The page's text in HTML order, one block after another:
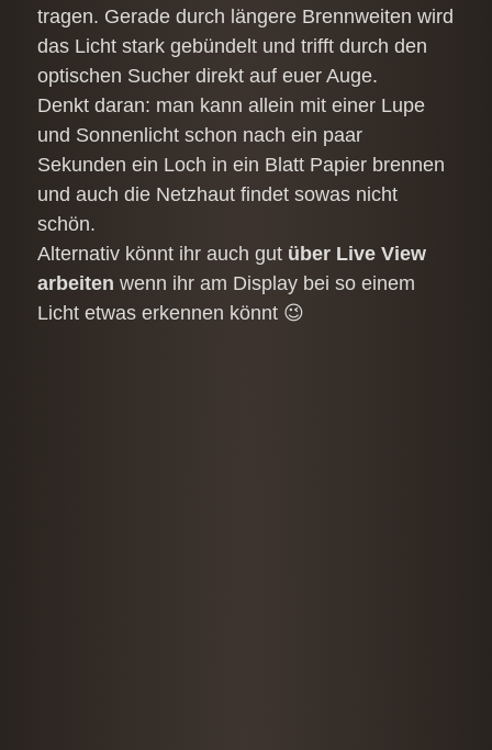
tragen. Gerade durch längere Brennweiten wird
das Licht stark gebündelt und trifft durch den
optischen Sucher direkt auf euer Auge.
Denkt daran: man kann allein mit einer Lupe
und Sonnenlicht schon nach ein paar
Sekunden ein Loch in ein Blatt Papier brennen
und auch die Netzhaut findet sowas nicht
schön.
Alternativ könnt ihr auch gut über Live View
arbeiten wenn ihr am Display bei so einem
Licht etwas erkennen könnt 😉